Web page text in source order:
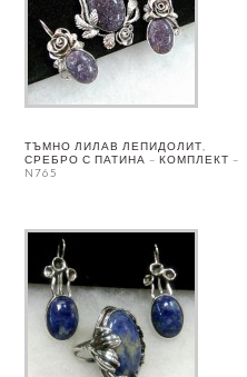
ТЪМНО ЛИЛАВ ЛЕПИДОЛИТ,
СРЕБРО С ПАТИНА – КОМПЛЕКТ –
N765